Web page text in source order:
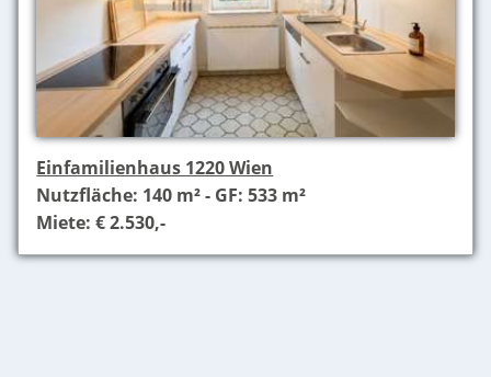
Einfamilienhaus 1220 Wien
Nutzfläche: 140 m² - GF: 533 m²
Miete: € 2.530,-